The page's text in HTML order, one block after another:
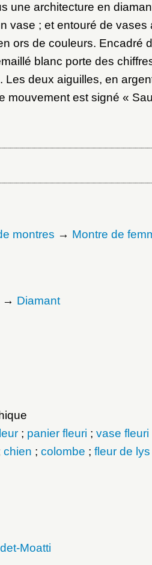
une architecture en
vase ; et entouré de
ors de couleurs. Encadré
blanc porte des
Les deux aiguilles, en
mouvement est signé «
montres → Montre de
→ Diamant
; panier fleuri ; vase fleuri
chien ; colombe ; fleur de lys
Moatti